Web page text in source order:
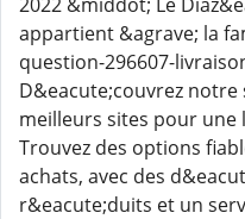
appartient &agrave; la
question-296607-
D&eacute;couvrez
meilleurs sites pour
Trouvez des options
achats, avec des
r&eacute;duits et un